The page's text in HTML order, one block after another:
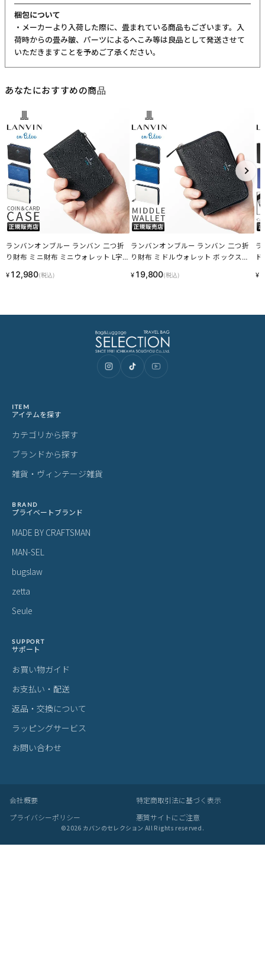
梱包について
・メーカーより入荷した際に、畳まれている商品もございます。入
荷時からの畳み皺、パーツによるへこみ等は良品として発送させて
いただきますことを予めご了承ください。
あなたにおすすめの商品
ランバンオンブルー ランバン 二つ折
り財布 ミニ財布 ミニウォレット L字
533601 LINECPN
¥ 12,980(税込)
ランバンオンブルー ランバン 二つ折
り財布 ミドルウォレット ボックス型
N en Bleu 533604 LINECPN
¥ 19,800(税込)
ラ
¥
ITEM
アイテムを探す
カテゴリから探す
ブランドから探す
雑貨・ヴィンテージ雑貨
BRAND
プライベートブランド
MADE BY CRAFTSMAN
MAN-SEL
bugslaw
zetta
Seule
SUPPORT
サポート
お買い物ガイド
お支払い・配送
返品・交換について
ラッピングサービス
お問い合わせ
会社概要
特定商取引法に基づく表示
プライバシーポリシー
悪質サイトにご注意
©2026 カバンのセレクション All Rights reserved.